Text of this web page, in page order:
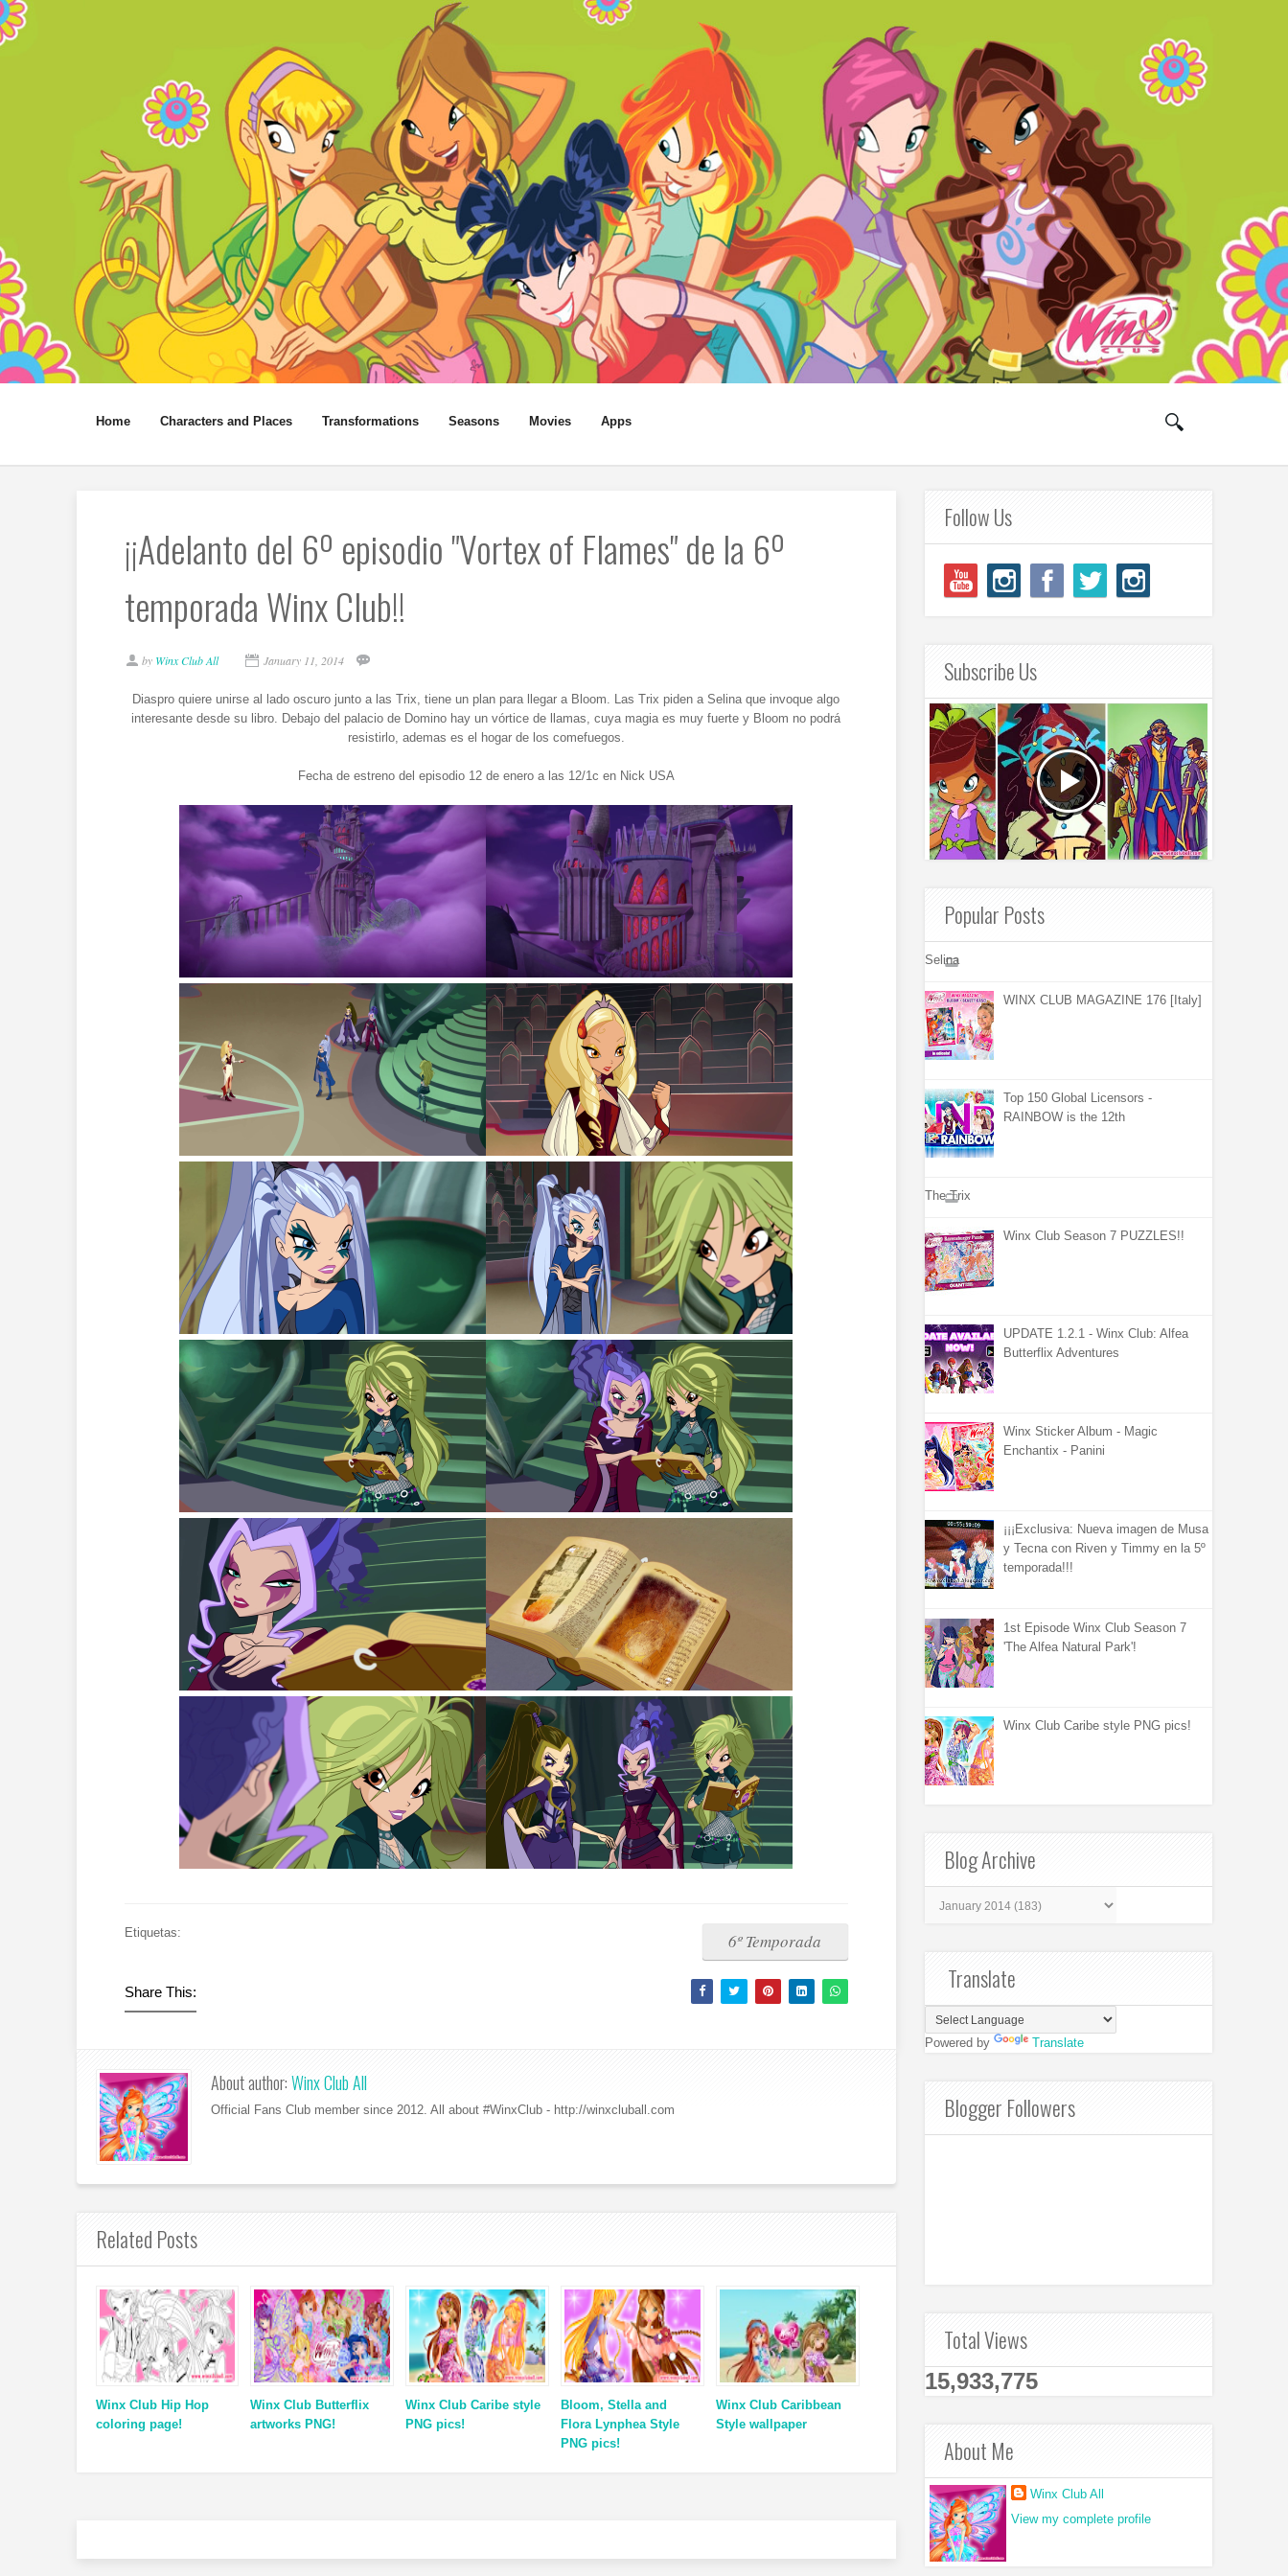
Home Characters and Places Transformations Seasons Movies Apps
¡¡Adelanto del 6º episodio "Vortex of Flames" de la 6º
temporada Winx Club!!
by Winx Club All January 11, 2014
Diaspro quiere unirse al lado oscuro junto a las Trix, tiene un plan para llegar a Bloom. Las Trix piden a Selina que invoque algo
interesante desde su libro. Debajo del palacio de Domino hay un vórtice de llamas, cuya magia es muy fuerte y Bloom no podrá
resistirlo, ademas es el hogar de los comefuegos.
Fecha de estreno del episodio 12 de enero a las 12/1c en Nick USA
Etiquetas: 6º Temporada
Share This:
About author:Winx Club All
Official Fans Club member since 2012. All about #WinxClub - http://winxcluball.com
Related Posts
Winx Club Hip Hop
coloring page!
Winx Club Butterflix
artworks PNG!
Winx Club Caribe style
PNG pics!
Bloom, Stella and
Flora Lynphea Style
PNG pics!
Winx Club Caribbean
Style wallpaper
Follow Us
Subscribe Us
Popular Posts
Selina
WINX CLUB MAGAZINE 176 [Italy]
Top 150 Global Licensors -
RAINBOW is the 12th
The Trix
Winx Club Season 7 PUZZLES!!
UPDATE 1.2.1 - Winx Club: Alfea
Butterflix Adventures
Winx Sticker Album - Magic
Enchantix - Panini
¡¡¡Exclusiva: Nueva imagen de Musa
y Tecna con Riven y Timmy en la 5º
temporada!!!
1st Episode Winx Club Season 7
'The Alfea Natural Park'!
Winx Club Caribe style PNG pics!
Blog Archive
Translate
Powered by Translate
Blogger Followers
Total Views
15,933,775
About Me
Winx Club All
View my complete profile